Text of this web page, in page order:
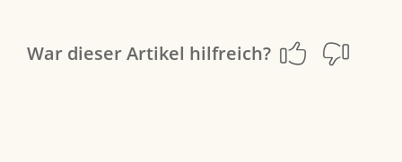
War dieser Artikel hilfreich?